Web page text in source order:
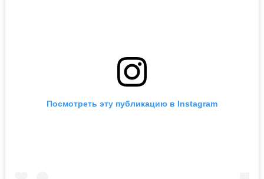
Посмотреть эту публикацию в Instagram